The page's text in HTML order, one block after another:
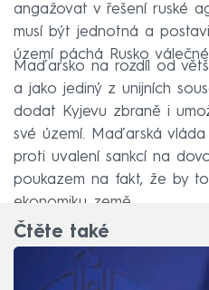
angažovat v řešení ruské
musí být jednotná a
území páchá Rusko
Maďarsko na rozdíl od
a jako jediný z unijních
dodat Kyjevu zbraně i
své území. Maďarská
proti uvalení sankcí na
poukazem na fakt, že by
ekonomiku země.
Čtěte také